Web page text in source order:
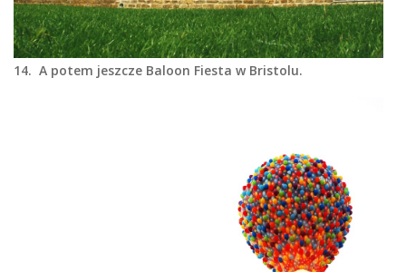
14. A potem jeszcze Baloon Fiesta w Bristolu.